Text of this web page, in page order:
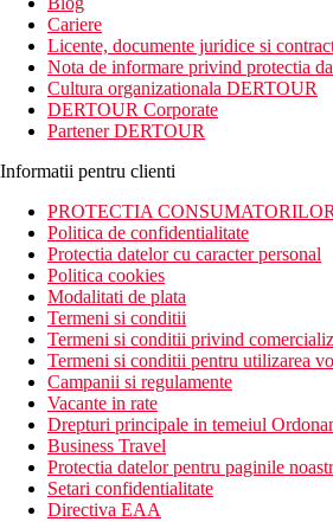
Cariere
Licente, documente juridice si
Nota de informare privind protectia
Cultura organizationala DERTOUR
DERTOUR Corporate
Partener DERTOUR
Informatii pentru clienti
PROTECTIA
Politica de confidentialitate
Protectia datelor cu caracter personal
Politica cookies
Modalitati de plata
Termeni si conditii
Termeni si conditii privind
Termeni si conditii pentru utilizarea
Campanii si regulamente
Vacante in rate
Drepturi principale in temeiul
Business Travel
Protectia datelor pentru paginile
Setari confidentialitate
Directiva EAA